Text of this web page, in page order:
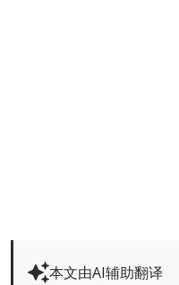
本文由AI辅助翻译